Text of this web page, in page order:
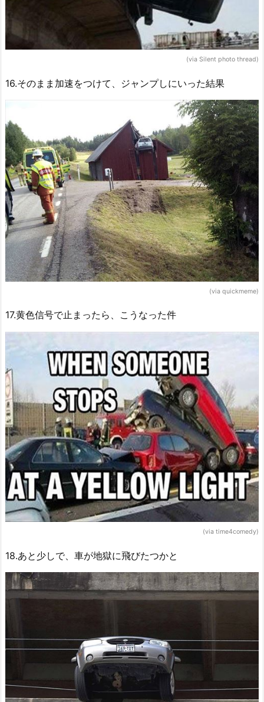
(via Silent photo thread)
16.そのまま加速をつけて、ジャンプしにいった結果
(via quickmeme)
17.黄色信号で止まったら、こうなった件
(via time4comedy)
18.あと少しで、車が地獄に飛びたつかと